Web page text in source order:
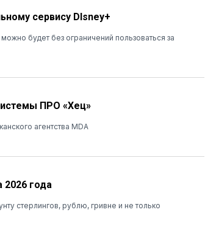
сервису DIsney+
будет без ограничений пользоваться за
ПРО «Хец»
агентства MDA
2026 года
стерлингов, рублю, гривне и не только